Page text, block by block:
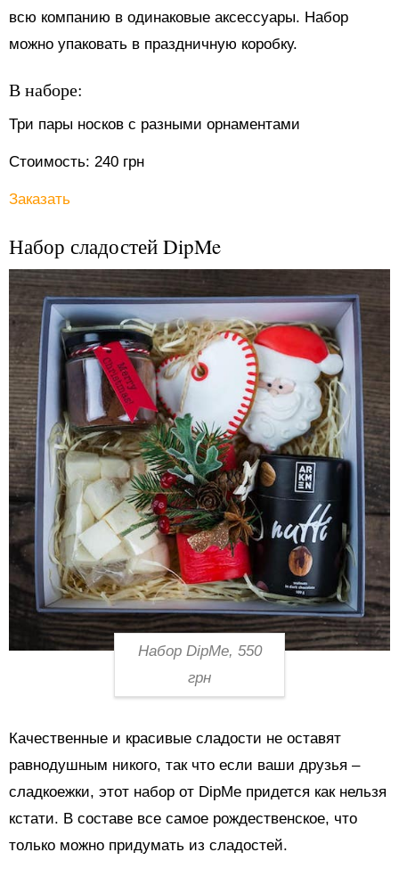
всю компанию в одинаковые аксессуары. Набор
можно упаковать в праздничную коробку.
В наборе:
Три пары носков с разными орнаментами
Стоимость: 240 грн
Заказать
Набор сладостей DipMe
Набор DipMe, 550
грн
Качественные и красивые сладости не оставят
равнодушным никого, так что если ваши друзья –
сладкоежки, этот набор от DipMe придется как нельзя
кстати. В составе все самое рождественское, что
только можно придумать из сладостей.